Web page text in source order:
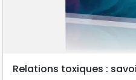
Relations toxiques :